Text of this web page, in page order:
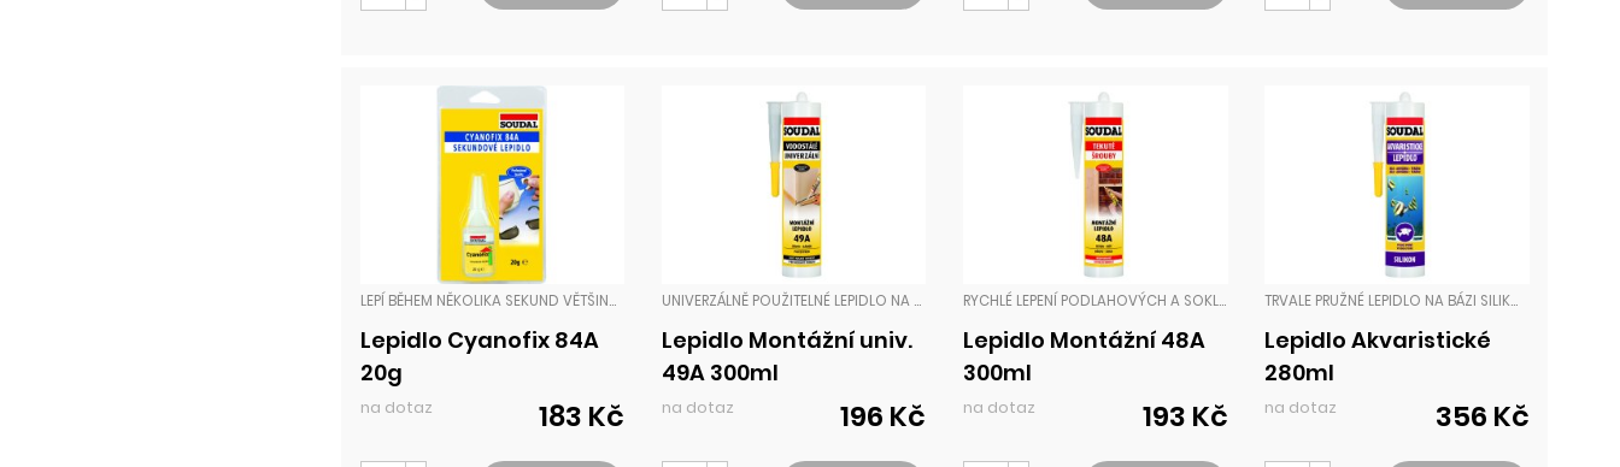
LEPÍ BĚHEM NĚKOLIKA SEKUND VĚTŠINU MATERIÁLŮ JAKO PORCELÁN, SKLO, GUMU, KOVY, VĚTŠINU PLASTŮ, ATD. VHODNÉ PRO BĚŽNÉ RYCHLÉ OPRAVY V DOMÁCNOSTI I PRO PRŮMYSLOVÉ POUŽITÍ. VYSOCE KVALITNÍ SEKUNDOVÉ LEPIDLO S VELMI RYCHLÝM TUHNUTÍM A VYSOKOU LEPICÍ SILOU. LEP LEPIDLA
Lepidlo Cyanofix 84A
20g
na dotaz 183 Kč
UNIVERZÁLNĚ POUŽITELNÉ LEPIDLO NA BÁZI SYNTETICKÉHO KAUČUKU NAHRAZUJÍCÍ TRADIČNÍ SPOJOVÁNÍ ŠROUBY, HŘEBÍKY NEBO NÝTY. VÝBORNĚ PŘILNE NA VĚTŠINU STAVEBNÍCH PODKLADŮ, RYCHLE VYTVRZUJE A JE VODOVZDORNÉ. DÍKY VYSOKÉ POČÁTEČNÍ PŘILNAVOSTI UMOŽŇUJE LEPENÍ BEZ N LEPIDLA
Lepidlo Montážní univ.
49A 300ml
na dotaz 196 Kč
RYCHLÉ LEPENÍ PODLAHOVÝCH A SOKLOVÝCH LIŠT, PARAPETŮ, DŘEVĚNÝCH SCHODNIC A PRAHŮ, OBKLADOVÝCH PANELŮ A DEKORATIVNÍCH PRVKŮ Z RŮZNÝCH MATERIÁLŮ, NA VEŠKERÉ PORÉZNÍ I NEPORÉZNÍ MATERIÁLY. VYSOCE KVALITNÍ NEOPRENOVÉ MONTÁŽNÍ LEPIDLO NAHRAZUJÍCÍ HŘEBÍKY A ŠRO LEPIDLA
Lepidlo Montážní 48A
300ml
na dotaz 193 Kč
TRVALE PRUŽNÉ LEPIDLO NA BÁZI SILIKONU S VYNIKAJÍCÍ PŘILNAVOSTÍ KE SKLU. PO VYTVRZENÍ JE DOKONALE NEUTRÁLNÍ A NETOXICKÉ, NENÍ ŠKODLIVÉ VŮČI ZVÍŘATŮM ANI ROSTLINÁM. ODOLÁVÁ DLOUHODOBÉMU PŮSOBENÍ VODY I UV ZÁŘENÍ. JE VODOTĚSNÉ, NELZE HO PŘETÍRAT. LEPIDLA
Lepidlo Akvaristické
280ml
na dotaz 356 Kč